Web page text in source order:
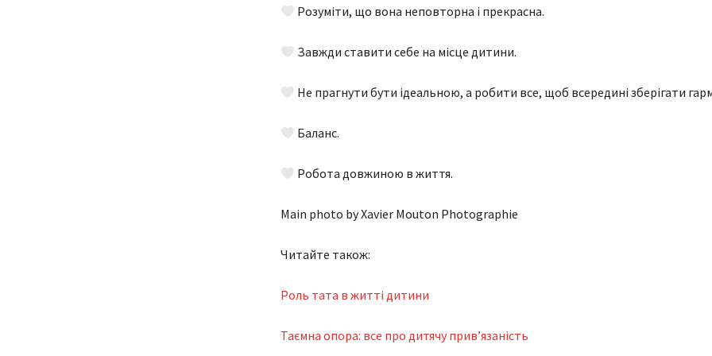
Розуміти, що вона неповторна і прекрасна.
Завжди ставити себе на місце дитини.
Не прагнути бути ідеальною, а робити все, щоб всередині зберігати
Баланс.
Робота довжиною в життя.
Main photo by Xavier Mouton Photographie
Читайте також:
Роль тата в житті дитини
Таємна опора: все про дитячу привʼязаність